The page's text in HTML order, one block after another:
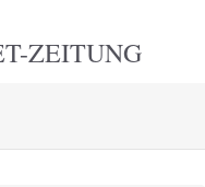
ZEITUNG